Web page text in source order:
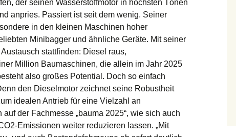
der seinen Wasserstoffmotor in höchsten Tönen
anpries. Passiert ist seit dem wenig. Seiner
in den kleinen Maschinen hoher
Minibagger und ähnliche Geräte. Mit seiner
stattfinden: Diesel raus,
Million Baumaschinen, die allein im Jahr 2025
also großes Potential. Doch so einfach
den Dieselmotor zeichnet seine Robustheit
idealen Antrieb für eine Vielzahl an
der Fachmesse „bauma 2025“, wie sich auch
Emissionen weiter reduzieren lassen. „Mit